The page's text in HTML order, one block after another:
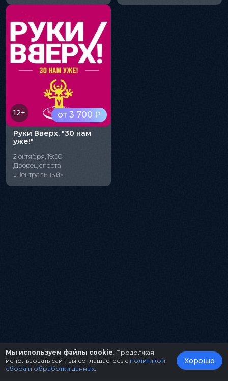
от 3 700 ₽
12+
Руки Вверх. "30 нам
уже!"
2 октября, 19:00
Дворец спорта
«Центральный»
Мы используем файлы cookie . Продолжая
использовать сайт, вы соглашаетесь с политикой
сбора и обработки данных
Хорошо